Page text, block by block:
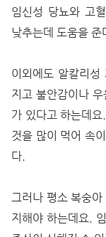
임신성 당뇨와 고
낮추는데 도움을 준
이외에도 알칼리성
지고 불안감이나
가 있다고 하는데
것을 많이 먹어 속
다.
그러나 평소 복숭
지해야 하는데요.